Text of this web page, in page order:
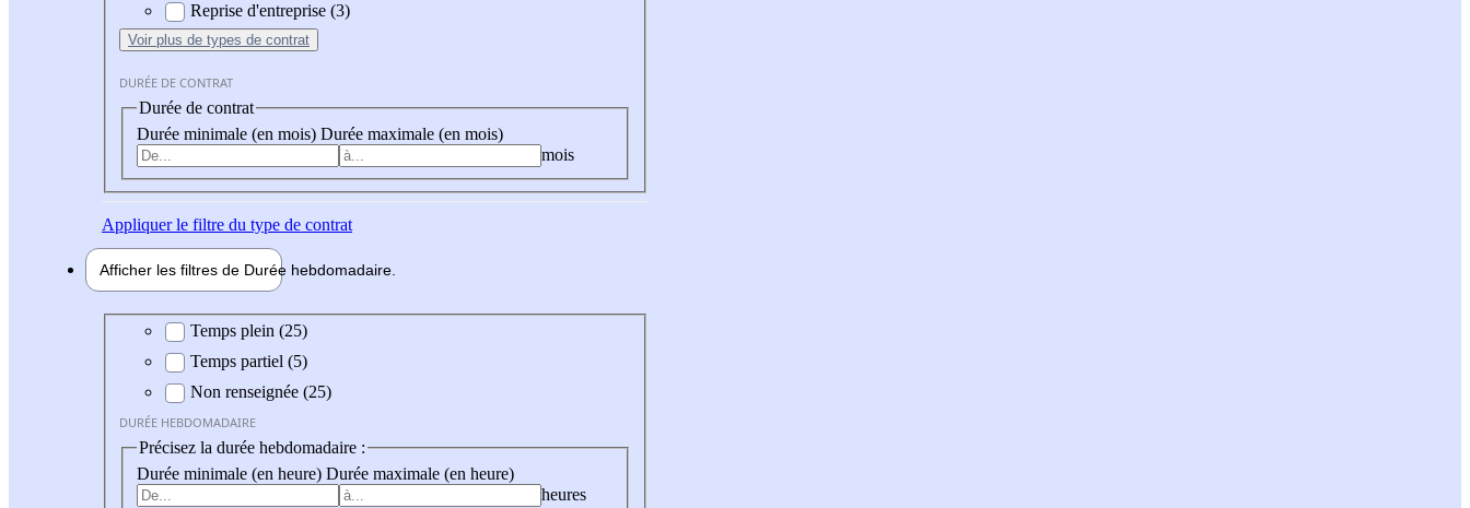
Reprise d'entreprise (3)
Voir plus de types de contrat
DURÉE DE CONTRAT
Durée de contrat
Durée minimale (en mois) Durée maximale (en mois)
mois
Appliquerle filtre du type de contrat
Afficher les filtres de Durée hebdomadaire
Durée hebdomadaire
Temps plein (25)
Temps partiel (5)
Non renseignée (25)
DURÉE HEBDOMADAIRE
Précisez la durée hebdomadaire :
Durée minimale (en heure) Durée maximale (en heure)
heures